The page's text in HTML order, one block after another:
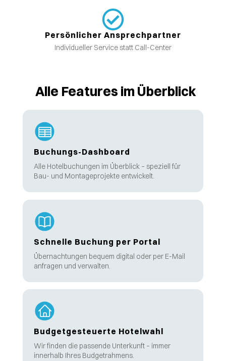
Persönlicher Ansprechpartner
Individueller Service statt Call-Center
Alle Features im Überblick
Buchungs-Dashboard
Alle Hotelbuchungen im Überblick – speziell für
Bau- und Montageprojekte entwickelt.
Schnelle Buchung per Portal
Übernachtungen bequem digital oder per E-Mail
anfragen und verwalten.
Budgetgesteuerte Hotelwahl
Wir finden die passende Unterkunft – immer
innerhalb Ihres Budgetrahmens.